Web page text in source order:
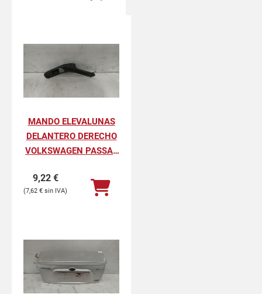
MANDO ELEVALUNAS
DELANTERO DERECHO
VOLKSWAGEN PASSAT
9,22 €
7,62 €